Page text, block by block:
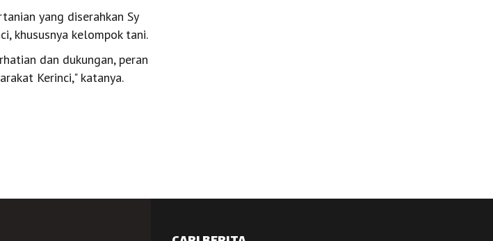
yang diserahkan Sy
khususnya kelompok tani.
dan dukungan, peran
Kerinci," katanya.